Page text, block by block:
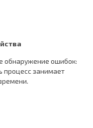
обнаружение ошибок:
процесс занимает